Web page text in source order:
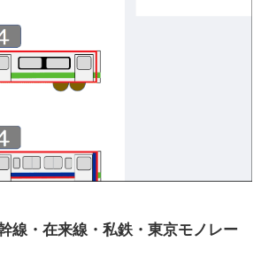
線・在来線・私鉄・東京モノレー